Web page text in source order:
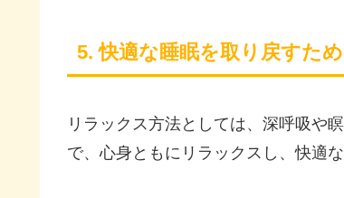
5. 快適な睡眠を取り戻すた
リラックス方法としては、深呼吸や
で、心身ともにリラックスし、快適